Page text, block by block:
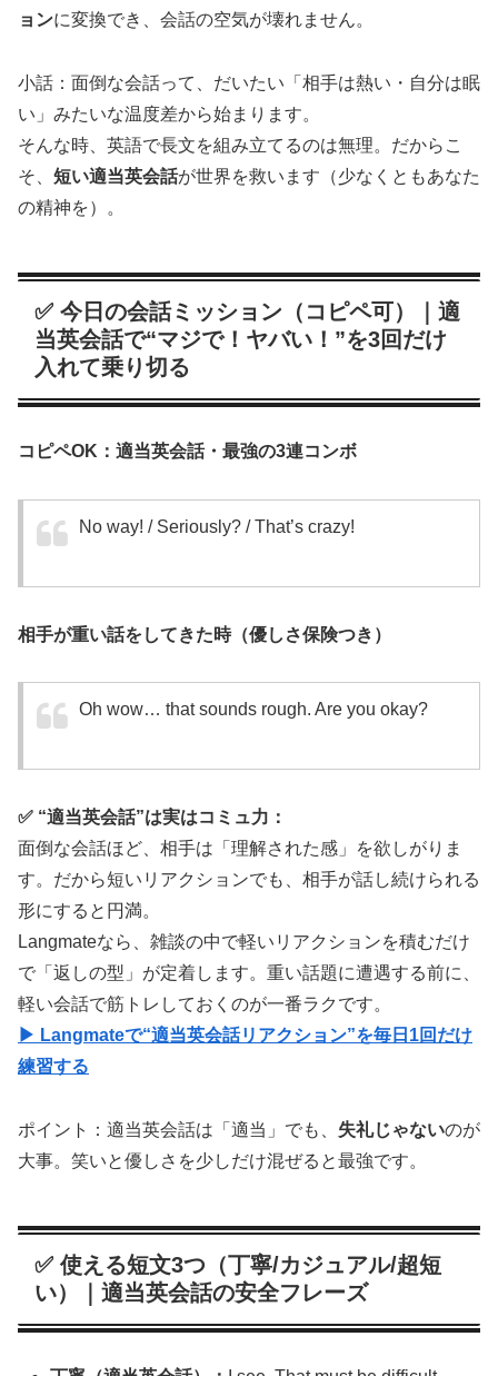
ョンに変換でき、会話の空気が壊れません。
小話：面倒な会話って、だいたい「相手は熱い・自分は眠
い」みたいな温度差から始まります。
そんな時、英語で長文を組み立てるのは無理。だからこ
そ、 短い適当英会話が世界を救います（少なくともあなた
の精神を）。
✅ 今日の会話ミッション（コピペ可）｜適
当英会話で“マジで！ヤバい！”を3回だけ
入れて乗り切る
コピペOK：適当英会話・最強の3連コンボ
No way! / Seriously? / That’s crazy!
相手が重い話をしてきた時（優しさ保険つき）
Oh wow… that sounds rough. Are you okay?
✅ “適当英会話”は実はコミュ力：
面倒な会話ほど、相手は「理解された感」を欲しがりま
す。だから短いリアクションでも、相手が話し続けられる
形にすると円満。
Langmateなら、雑談の中で軽いリアクションを積むだけ
で「返しの型」が定着します。重い話題に遭遇する前に、
軽い会話で筋トレしておくのが一番ラクです。
▶ Langmateで“適当英会話リアクション”を毎日1回だけ
練習する
ポイント：適当英会話は「適当」でも、 失礼じゃないのが
大事。笑いと優しさを少しだけ混ぜると最強です。
✅ 使える短文3つ（丁寧/カジュアル/超短
い）｜適当英会話の安全フレーズ